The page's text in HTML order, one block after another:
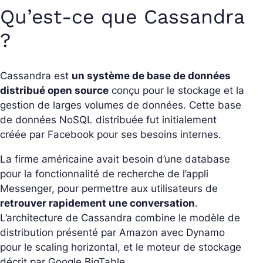
Qu’est-ce que Cassandra
?
Cassandra est un système de base de données
distribué open source conçu pour le stockage et la
gestion de larges volumes de données. Cette base
de données NoSQL distribuée fut initialement
créée par Facebook pour ses besoins internes.
La firme américaine avait besoin d’une database
pour la fonctionnalité de recherche de l’appli
Messenger, pour permettre aux utilisateurs de
retrouver rapidement une conversation.
L’architecture de Cassandra combine le modèle de
distribution présenté par Amazon avec Dynamo
pour le scaling horizontal, et le moteur de stockage